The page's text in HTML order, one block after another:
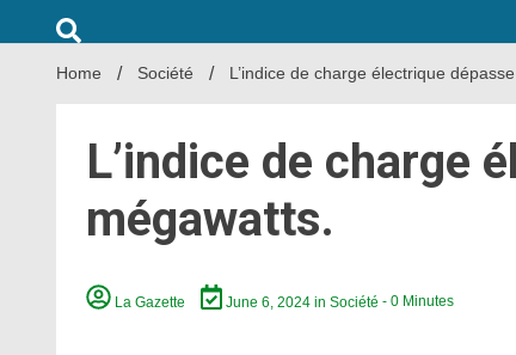
Home Société L’indice de charge électrique
L’indice de charge
mégawatts.
La Gazette June 6, 2024inSociété - 0 Minutes